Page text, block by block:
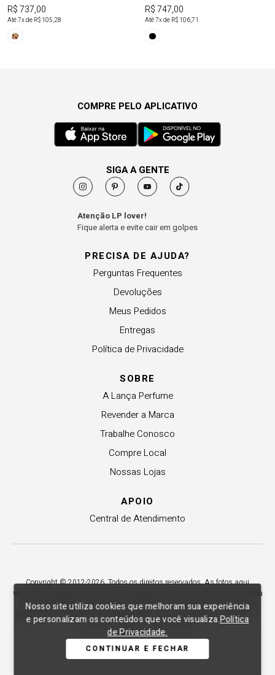
Nosso site utiliza cookies que melhoram sua experiência
e personalizam os conteúdos que você visualiza.Política
de Privacidade.
CONTINUAR E FECHAR
R$ 737,00
Até7x de R$ 105,28
R$ 747,00
Até7x de R$ 106,71
PRECISA DE AJUDA?
Perguntas Frequentes
Devoluções
Meus Pedidos
Entregas
Política de Privacidade
SOBRE
A Lança Perfume
Revender a Marca
Trabalhe Conosco
Compre Local
Nossas Lojas
APOIO
Central de Atendimento
COMPRE PELO APLICATIVO
SIGA A GENTE
Atenção LP lover!
Fique alerta e evite cair em golpes
Copyright © 2012-2026. Todos os direitos reservados. As fotos aqui
veiculadas, logotipo e marca são de propriedade de Lança Perfume. É vedada
a sua reprodução, total ou parcial. Indústria e Comércio de Confecções La
Moda LTDA - CNPJ 79.653.119/0009-70 – Acesso estadual Rio Maina, nº
1925 - Vila Macarini - Criciúma/SC.